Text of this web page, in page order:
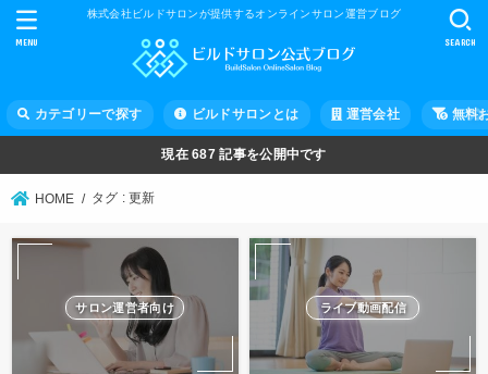
株式会社ビルドサロンが提供するオンラインサロン運営ブログ
カテゴリーで探す ビルドサロンとは 運営会社 無料
SEARCH
MENU
現在687 記事を公開中です
HOME タグ : 更新
サロン運営者向け ライブ動画配信